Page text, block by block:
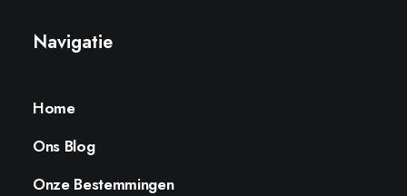
Navigatie
Home
Ons Blog
Onze Bestemmingen